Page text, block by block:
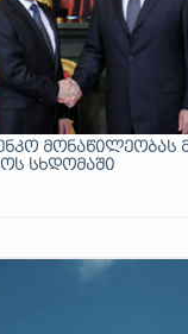
მონაწილეობას
სხდომაში